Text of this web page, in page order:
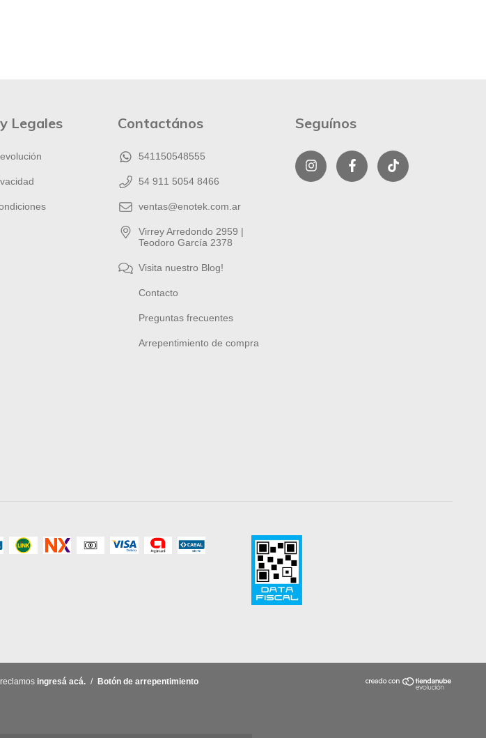
Legales Contactános
541150548555
54 911 5054 8466
ventas@enotek.com.ar
Virrey Arredondo 2959 |
Teodoro García 2378
Visita nuestro Blog!
Contacto
Preguntas frecuentes
Arrepentimiento de compra
Seguínos
ingresá acá. / Botón de arrepentimiento